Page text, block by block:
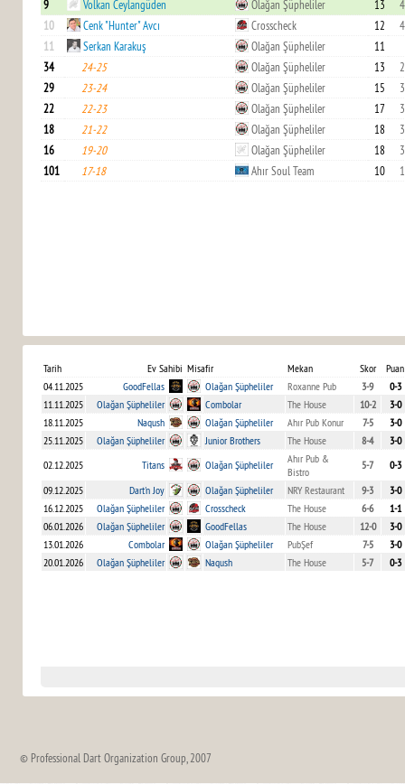
9
Volkan Ceylangüden Olağan Şüpheliler 13
10
Cenk "Hunter" Avcı Crosscheck 12
11
Serkan Karakuş Olağan Şüpheliler
11
34
24-25 Olağan Şüpheliler 13
29
23-24 Olağan Şüpheliler 15
22
22-23 Olağan Şüpheliler 17
18
21-22 Olağan Şüpheliler 18
16
19-20 Olağan Şüpheliler 18
101
17-18 Ahır Soul Team 10
Tarih Ev Sahibi Misafir Mekan Skor
Puan
04.11.2025
GoodFellas Olağan Şüpheliler Roxanne Pub 3-9
0-3
11.11.2025
Olağan Şüpheliler Combolar The House 10-2
3-0
18.11.2025
Naqush Olağan Şüpheliler Ahır Pub Konur 7-5
3-0
25.11.2025
Olağan Şüpheliler Junior Brothers The House 8-4
3-0
02.12.2025
Titans Olağan Şüpheliler
Ahır Pub &
Bistro
5-7
0-3
09.12.2025
Dart'n Joy Olağan Şüpheliler NRY Restaurant 9-3
3-0
16.12.2025
Olağan Şüpheliler Crosscheck The House 6-6
1-1
06.01.2026
Olağan Şüpheliler GoodFellas The House 12-0
3-0
13.01.2026
Combolar Olağan Şüpheliler PubŞef 7-5
3-0
20.01.2026
Olağan Şüpheliler Naqush The House 5-7 0-3
© Professional Dart Organization Group, 2007